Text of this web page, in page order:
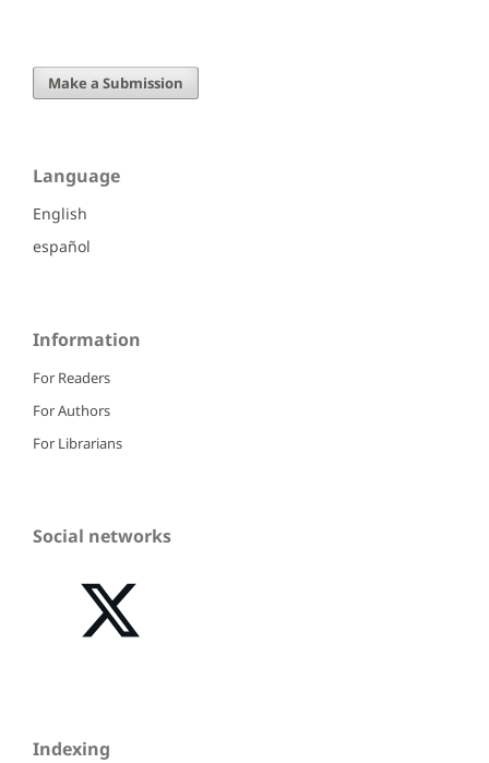
Make a Submission
Language
English
español
Information
For Readers
For Authors
For Librarians
Social networks
Indexing